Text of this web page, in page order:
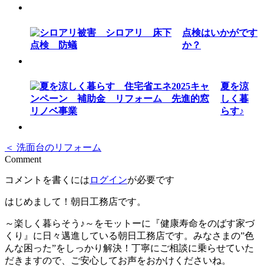
点検はいかがです
か？
夏を涼
しく暮
らす♪
＜ 洗面台のリフォーム
Comment
コメントを書くには ログインが必要です
はじめまして！朝日工務店です。
～楽しく暮らそう♪～をモットーに『健康寿命をのばす家づ
くり』に日々邁進している朝日工務店です。みなさまの”色
んな困った”をしっかり解決！丁寧にご相談に乗らせていた
だきますので、ご安心してお声をおかけくださいね。